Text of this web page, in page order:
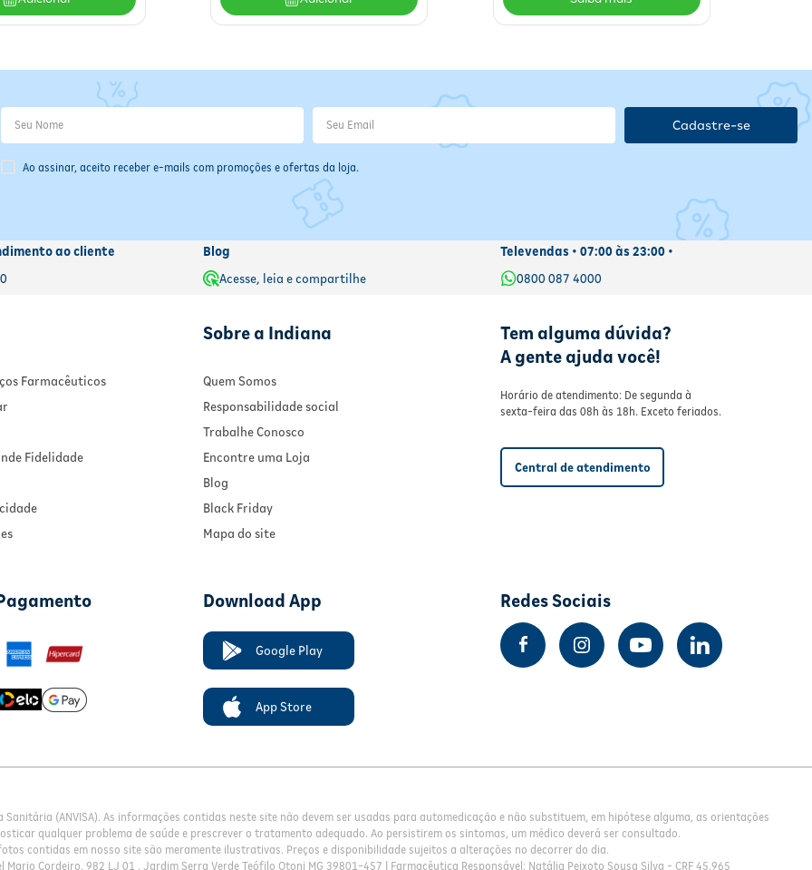
mínimo de12 horaspara a próxima dose;
antes de continuar o tratamento.
Ao assinar, aceito receber e-mails com promoções e ofertas da loja.
Cadastre-se
ao cliente
Blog
Acesse, leia e compartilhe
Televendas • 07:00 às 23:00 •
0800 087 4000
Farmacêuticos
Fidelidade
Sobre a Indiana
Quem Somos
Responsabilidade social
Trabalhe Conosco
Encontre uma Loja
Blog
Black Friday
Mapa do site
Tem alguma dúvida?
A gente ajuda você!
Horário de atendimento: De segunda à
sexta-feira das 08h às 18h. Exceto feriados.
Central de atendimento
Download App
Google Play
App Store
Redes Sociais
(ANVISA). As informações contidas neste site não devem ser usadas para automedicação e não substituem, em hipótese alguma, as orientações
qualquer problema de saúde e prescrever o tratamento adequado. Ao persistirem os sintomas, um médico deverá ser consultado.
contidas em nosso site são meramente ilustrativas. Preços e disponibilidade sujeitos a alterações no decorrer do dia.
Cordeiro, 982 LJ 01 , Jardim Serra Verde Teófilo Otoni MG 39801-457 | Farmacêutica Responsável: Natália Peixoto Sousa Silva - CRF 45.965